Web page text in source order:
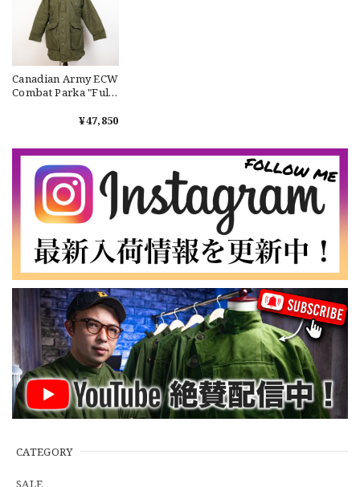
CATEGORY
SALE
うございました！
2026/07/14
【Cooperstown Ball Cap】Made in USA Baseball Cap "NY" STONE×GREEN 新品 クーパーズタウンボールキャップ 6パネル ２トーン 緑
３.1947 New York Cubans
2026/07/01
2026/06/29
【Additive and Line】Wallet Chain Nickel Silver WCH-005 新品 ウォレットチェーン 小判型 ニッケルシルバー 約40cm
2026/06/27
Canadian Army ECW
Combat Parka "Full
軍 コンバット パーカ
¥47,850